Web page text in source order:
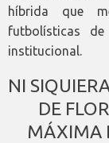
híbrida que
futbolísticas
institucional.
NI
DE
MÁXIMA